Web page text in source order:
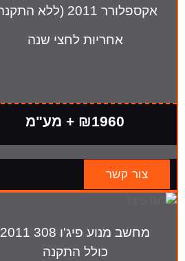
אקספלורר 2011 (ללא התקנה)
אחריות לחצי שנה
₪1960 + מע"מ
צור קשר
מחשב מנוע פיג'ו 308 2011
כולל התקנה